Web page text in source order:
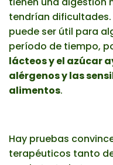
tendrían
puede ser útil para
período de tiempo,
lácteos y el azúcar
alérgenos y las
alimentos.
Hay pruebas
terapéuticos tanto